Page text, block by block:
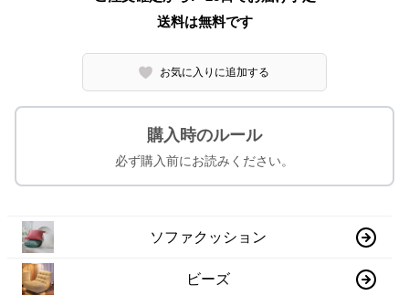
送料は無料です
お気に入りに追加する
購入時のルール
必ず購入前にお読みください。
ソファクッション
ビーズ